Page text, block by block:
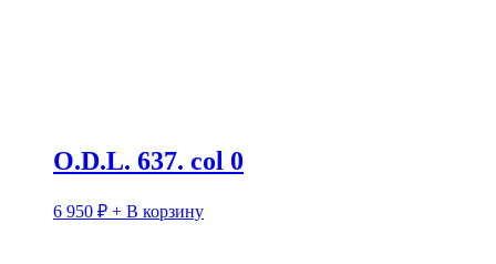
O.D.L. 637. col 0
6 950 ₽ + В корзину